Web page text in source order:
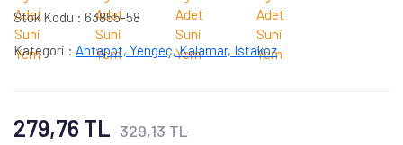
Stok Kodu : 63855-58
Kategori : Ahtapot, Yengeç, Kalamar, Istakoz
279,76 TL 329,13 TL